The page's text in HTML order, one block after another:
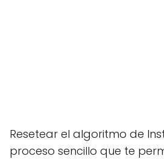
Resetear el algoritmo de
proceso sencillo que te